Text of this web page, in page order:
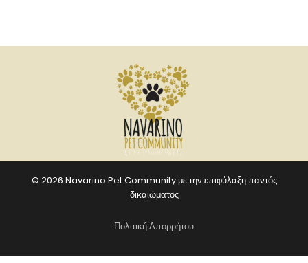
© 2026 Navarino Pet Community με την επιφύλαξη παντός
δικαιώματος
Πολιτική Απορρήτου